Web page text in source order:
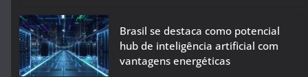
Brasil se destaca como potencial
hub de inteligência artificial com
vantagens energéticas